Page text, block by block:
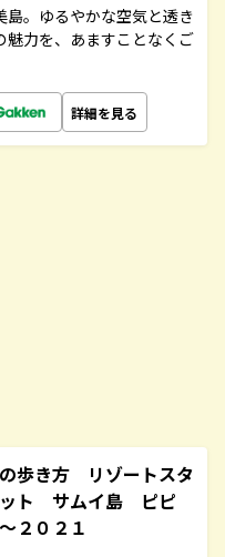
。ゆるやかな空気と透き
魅力を、あますことなくご
詳細を見る
歩き方 リゾートスタ
ト サムイ島 ピピ
２０２１